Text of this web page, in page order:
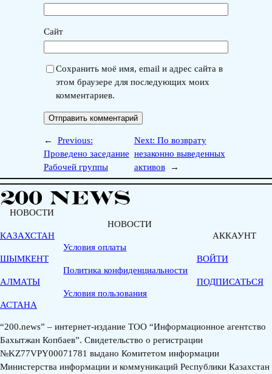
Сайт
Сохранить моё имя, email и адрес сайта в
этом браузере для последующих моих
комментариев.
←
Previous:
Проведено заседание
Рабочей группы
Next: По возврату
незаконно выведенных
активов
→
НОВОСТИ
КАЗАХСТАН
ШЫМКЕНТ
АЛМАТЫ
АСТАНА
НОВОСТИ
Условия оплаты
Политика конфиденциальности
Условия пользования
АККАУНТ
ВОЙТИ
ПОДПИСАТЬСЯ
“200.news” – интернет-издание ТОО “Информационное агентство
Бахытжан Копбаев”. Свидетельство о регистрации
№KZ77VPY00071781 выдано Комитетом информации
Министерства информации и коммуникаций Республики Казахстан